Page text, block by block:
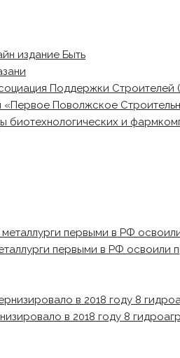
издание Быть
Поддержки Строителей
Поволжское
биотехнологических и
первыми в РФ
в 2018 году 8